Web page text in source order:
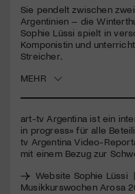
50
seconds
Sie pendelt zwischen
Argentinien – die
Sophie Lüssi spielt in
Komponistin und
Streicher.
MEHR
art-tv Argentina ist ein
in progress» für alle
tv Argentina Video-
mit einem Bezug zur
Website Sophie Lüssi |
Musikkurswochen Arosa
Mit deiner Mitgliedschaft
diversen Kulturevents.